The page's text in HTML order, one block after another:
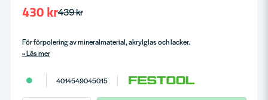
439 kr
430 kr
För förpolering av mineralmaterial, akrylglas och lacker.
Läs mer
4014549045015